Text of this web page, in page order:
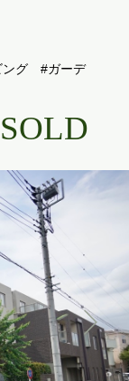
グ
#ガーデ
SOLD